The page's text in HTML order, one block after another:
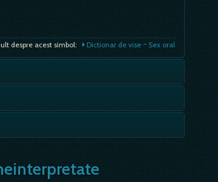
despre acest simbol: Dictionar de vise ~ Sex oral
sau malefice.…
felul in care ea se exprima, imaginea
mult despre acest simbol: Dictionar de vise ~ Canal